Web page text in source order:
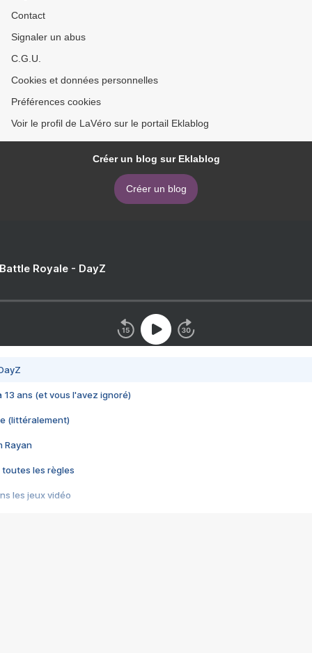
Contact
Signaler un abus
C.G.U.
Cookies et données personnelles
Préférences cookies
Voir le profil de LaVéro sur le portail Eklablog
Créer un blog sur Eklablog
Créer un blog
Royale - DayZ
13 ans (et vous l'avez ignoré)
(littéralement)
Rayan
toutes les règles
les jeux vidéo